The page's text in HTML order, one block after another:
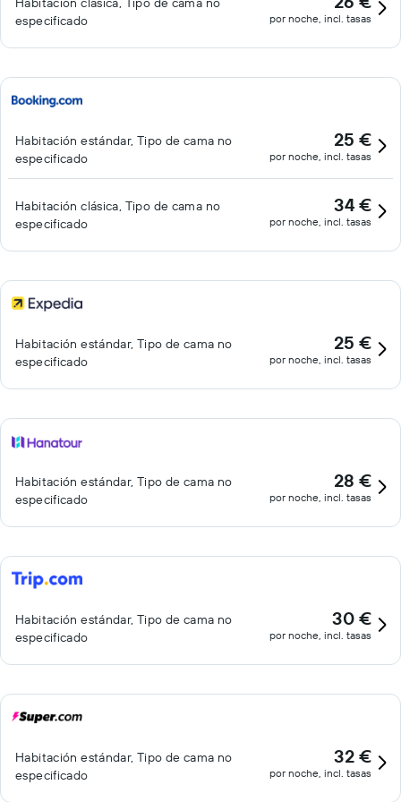
especificado
por noche, incl. tasas
Habitación estándar, Tipo de cama no
especificado
25 €
por noche, incl. tasas
Habitación clásica, Tipo de cama no
especificado
34 €
por noche, incl. tasas
Habitación estándar, Tipo de cama no
especificado
25 €
por noche, incl. tasas
Habitación estándar, Tipo de cama no
especificado
28 €
por noche, incl. tasas
Habitación estándar, Tipo de cama no
especificado
30 €
por noche, incl. tasas
Habitación estándar, Tipo de cama no
especificado
32 €
por noche, incl. tasas